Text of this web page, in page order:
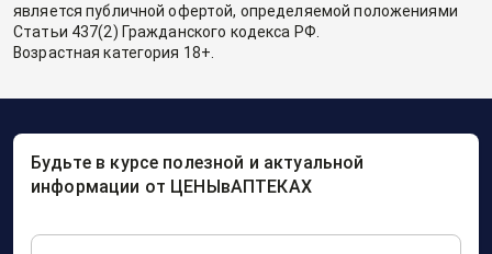
является публичной офертой, определяемой положениями
Статьи 437(2) Гражданского кодекса РФ.
Возрастная категория 18+.
Будьте в курсе полезной и актуальной
информации от ЦЕНЫвАПТЕКАХ